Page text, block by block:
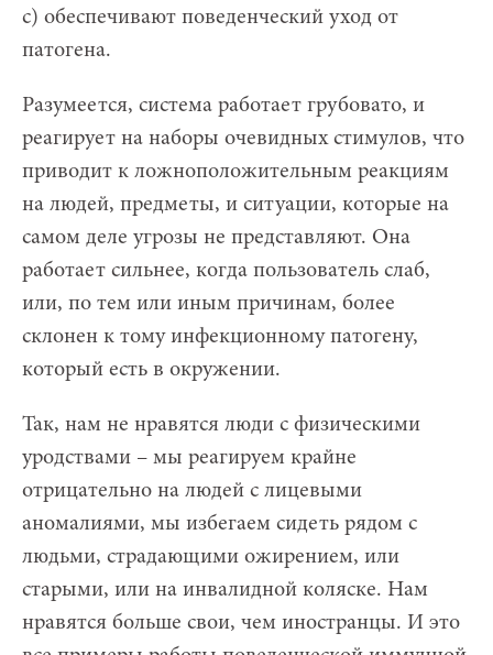
с) обеспечивают поведенческий уход от
патогена.
Разумеется, система работает грубовато, и
реагирует на наборы очевидных стимулов, что
приводит к ложноположительным реакциям
на людей, предметы, и ситуации, которые на
самом деле угрозы не представляют. Она
работает сильнее, когда пользователь слаб,
или, по тем или иным причинам, более
склонен к тому инфекционному патогену,
который есть в окружении.
Так, нам не нравятся люди с физическими
уродствами – мы реагируем крайне
отрицательно на людей с лицевыми
аномалиями, мы избегаем сидеть рядом с
людьми, страдающими ожирением, или
старыми, или на инвалидной коляске. Нам
нравятся больше свои, чем иностранцы. И это